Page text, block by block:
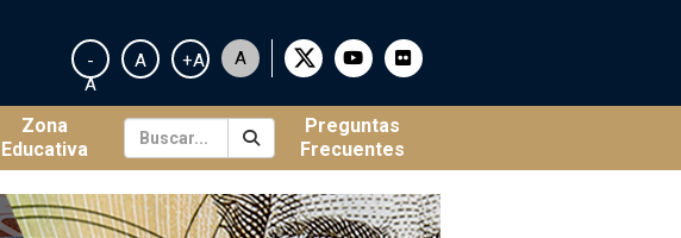
-
A
A +A A
Zona
Educativa
Preguntas
Frecuentes